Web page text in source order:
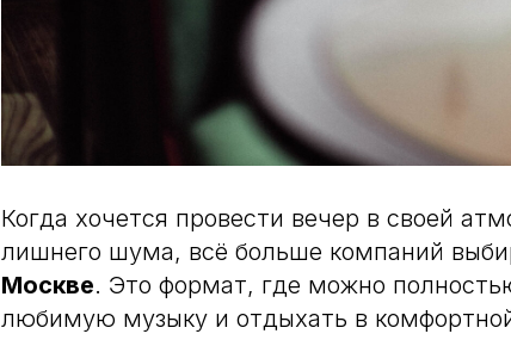
Когда хочется провести вечер в своей
лишнего шума, всё больше компаний
Москве. Это формат, где можно
любимую музыку и отдыхать в